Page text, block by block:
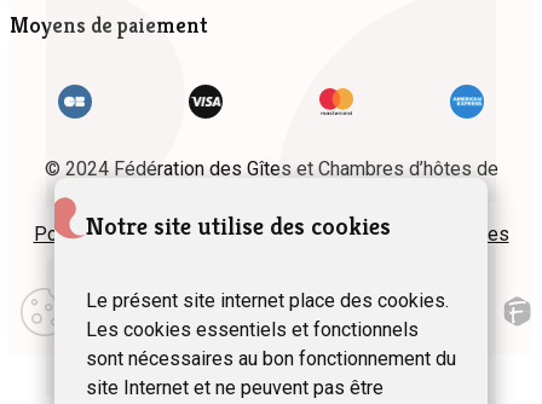
Moyens de paiement
Modifier
mes
préférences
d\’utilisation
© 2024 Fédération des Gîtes et Chambres d’hôtes de
Politique de confidentialitéPlan du siteMentions légales
Notre site utilise des cookies
Le présent site internet place des cookies.
Les cookies essentiels et fonctionnels
sont nécessaires au bon fonctionnement du
site Internet et ne peuvent pas être